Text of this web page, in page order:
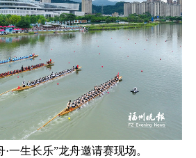
·一生长乐”龙舟邀请赛现场。